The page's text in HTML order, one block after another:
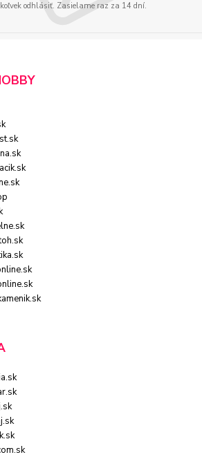
odhlásiť. Zasielame raz za 14 dní.